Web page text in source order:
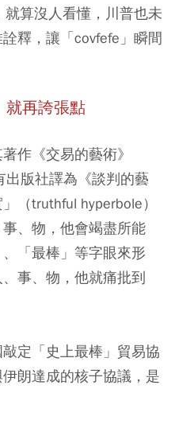
算沒人看懂，川普也未
釋，讓「covfefe」瞬間
再誇張點
作《交易的藝術》
出版社譯為《談判的藝
（truthful hyperbole）
、物，他會竭盡所能
「最棒」等字眼來形
事、物，他就痛批到
定「史上最棒」貿易協
朗達成的核子協議，是